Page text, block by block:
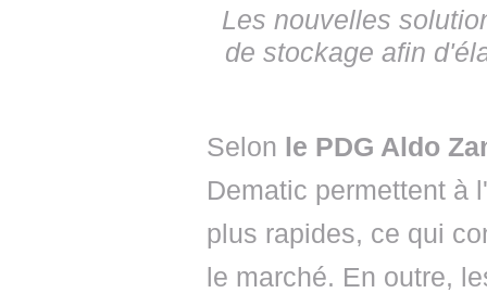
Les nouvelles
de stockage afin
Selon le PDG Aldo
Dematic permettent à
plus rapides, ce qui
le marché. En outre,